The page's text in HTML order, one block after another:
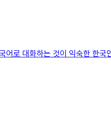
어로 대화하는 것이 익숙한 한국